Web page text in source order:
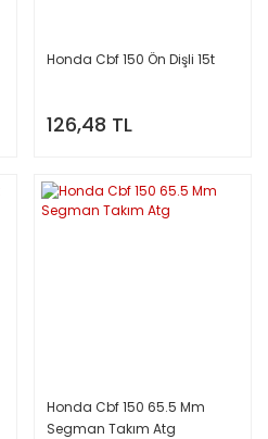
Honda Cbf 150 Ön Dişli 15t
126,48 TL
Honda Cbf 150 65.5 Mm
Segman Takım Atg